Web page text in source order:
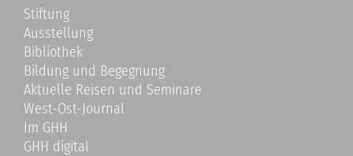
Stiftung
Ausstellung
Bibliothek
Bildung und Begegnung
Aktuelle Reisen und Seminare
West-Ost-Journal
Im GHH
GHH digital